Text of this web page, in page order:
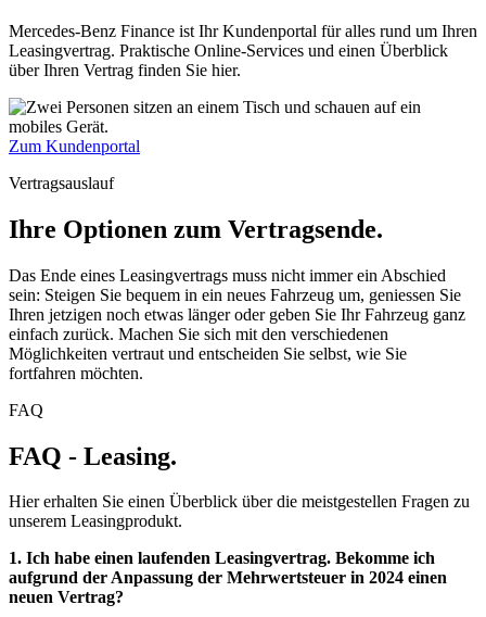
Mercedes-Benz Finance ist Ihr Kundenportal für alles rund um Ihren
Leasingvertrag. Praktische Online-Services und einen Überblick
über Ihren Vertrag finden Sie hier.
Zum Kundenportal
Vertragsauslauf
Ihre Optionen zum Vertragsende.
Das Ende eines Leasingvertrags muss nicht immer ein Abschied
sein: Steigen Sie bequem in ein neues Fahrzeug um, geniessen Sie
Ihren jetzigen noch etwas länger oder geben Sie Ihr Fahrzeug ganz
einfach zurück. Machen Sie sich mit den verschiedenen
Möglichkeiten vertraut und entscheiden Sie selbst, wie Sie
fortfahren möchten.
FAQ
FAQ - Leasing.
Hier erhalten Sie einen Überblick über die meistgestellen Fragen zu
unserem Leasingprodukt.
1. Ich habe einen laufenden Leasingvertrag. Bekomme ich
aufgrund der Anpassung der Mehrwertsteuer in 2024 einen
neuen Vertrag?